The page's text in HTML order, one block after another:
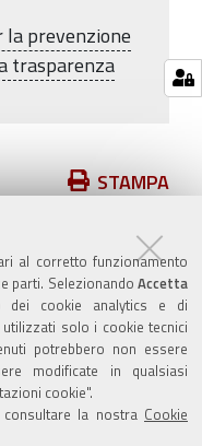
al corretto funzionamento
parti. Selezionando Accetta
dei cookie analytics e di
solo i cookie tecnici
potrebbero non essere
modificate in qualsiasi
cookie".
la nostra Cookie
prevenzione
trasparenza
STAMPA
sito